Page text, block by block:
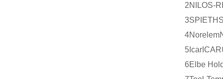
2NILOS-
3SPIETH
4Norelem
5 Icar ICAR
6Elbe